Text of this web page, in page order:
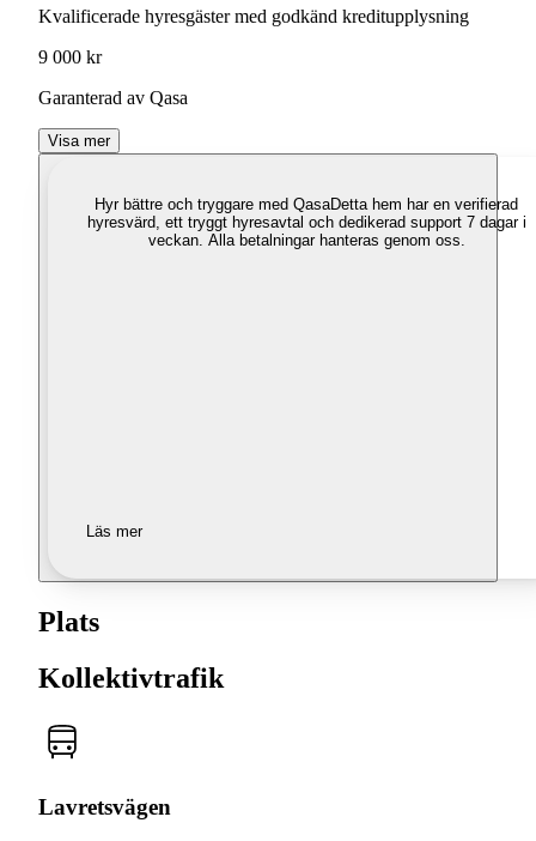
Kvalificerade hyresgäster med godkänd kreditupplysning
9 000 kr
Garanterad av Qasa
Visa mer
Hyr bättre och tryggare med QasaDetta hem har en verifierad
hyresvärd, ett tryggt hyresavtal och dedikerad support 7 dagar i
veckan. Alla betalningar hanteras genom oss.
Läs mer
Plats
Kollektivtrafik
Lavretsvägen